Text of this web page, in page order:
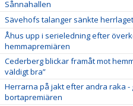
Sånnahallen
Sävehofs talanger sänkte
Åhus upp i serieledning efter
hemmapremiären
Cederberg blickar framåt mot
väldigt bra”
Herrarna på jakt efter andra raka -
bortapremiären